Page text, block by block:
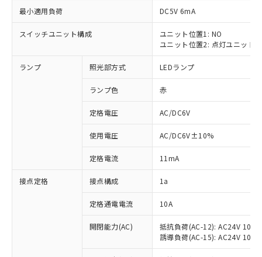
最小適用負荷 DC5V 6mA
スイッチユニット構成
ユニット位置1: NO
ユニット位置2: 点灯ユニット
ランプ 照光部方式 LEDランプ
ランプ色 赤
定格電圧 AC/DC6V
使用電圧 AC/DC6V±10%
定格電流 11mA
接点定格 接点構成 1a
定格通電電流 10A
開閉能力(AC)
抵抗負荷(AC-12): AC24V 10A/
誘導負荷(AC-15): AC24V
以下の条件をお読みいただき、同意のうえ
本サービスは、当社制御機器事業取扱
商品の当社在庫状況および標準価格
(税抜)を提供させていただくもので
当社制御機器事業取扱商品の中には、
本サービスの対象外となる商品もある
非含有に対応した製品が提供可能な商品で
対応予定：EU RoHS指令（10物質）の非含
有に対応した製品に切り替える予定のある
対応予定なし：EU RoHS指令（10物質）の
非含有に非対応の商品で、対応品を出す予
調査・確認中：EU RoHS指令（10物質）の
非含有の対応状況を調査中または確認中の
非該当品：ライセンス料など無形物で、有
害物質有無と関係のない商品です。
仕入先様の事情により、非含有部品として
「○」：最大均質材料含有率が中国RoHSの
基準値以下であることを示します。
「×」：最大均質材料含有率が中国RoHSの